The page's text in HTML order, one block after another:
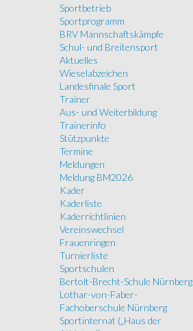
Sportbetrieb
Sportprogramm
BRV Mannschaftskämpfe
Schul- und Breitensport
Aktuelles
Wieselabzeichen
Landesfinale Sport
Trainer
Aus- und Weiterbildung
Trainerinfo
Stützpunkte
Termine
Meldungen
Meldung BM2026
Kader
Kaderliste
Kaderrichtlinien
Vereinswechsel
Frauenringen
Turnierliste
Sportschulen
Bertolt-Brecht-Schule Nürnberg
Lothar-von-Faber-
Fachoberschule Nürnberg
Sportinternat („Haus der